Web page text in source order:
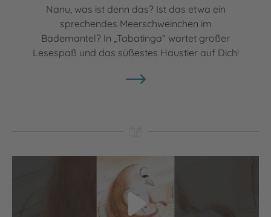
Nanu, was ist denn das? Ist das etwa ein
sprechendes Meerschweinchen im
Bademantel? In „Tabatinga“ wartet großer
Lesespaß und das süßestes Haustier auf Dich!